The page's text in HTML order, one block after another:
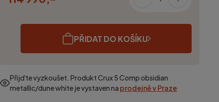
PŘIDAT DO KOŠÍKU
Přijďte vyzkoušet. ProduktCrux 5 Comp obsidian
metallic/dune whiteje vystaven na prodejně v Praze